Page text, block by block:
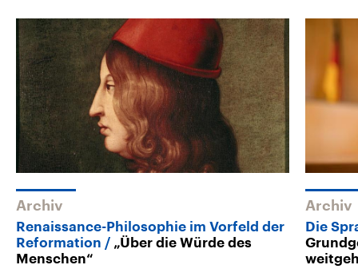
Archiv
Renaissance-Philosophie im Vorfeld der
Reformation
„Über die Würde des
Menschen“
Archiv
Die